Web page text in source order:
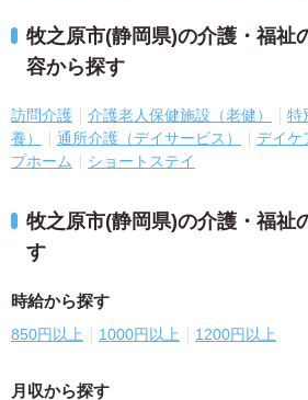
牧之原市(静岡県)の介護・福祉
容から探す
訪問介護 介護老人保健施設（老健）
特
養）
通所介護（デイサービス） デイケ
プホーム
ショートステイ
牧之原市(静岡県)の介護・福祉
す
時給から探す
850円以上 1000円以上 1200円以上
月収から探す